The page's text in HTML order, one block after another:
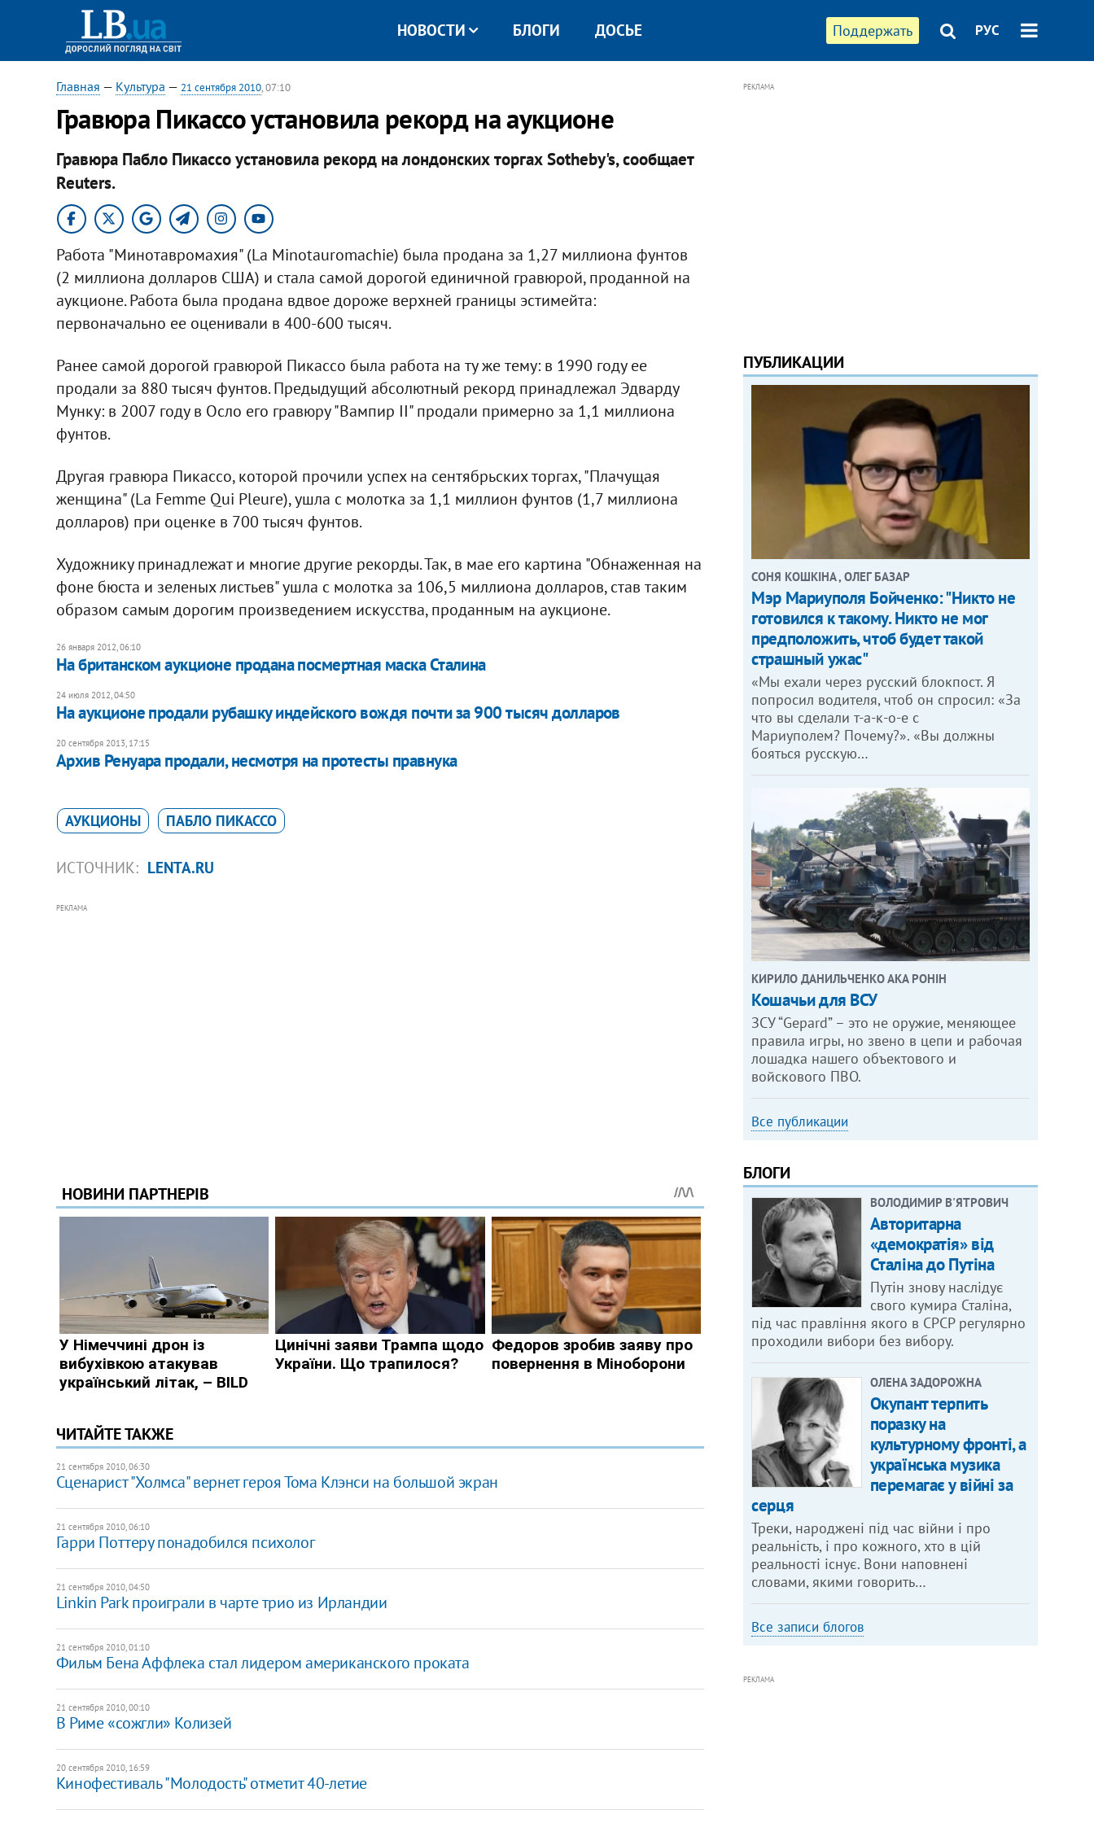
Поддержать РУС
НОВОСТИ БЛОГИ ДОСЬЕ
Главная — Культура — 21 сентября 2010, 07:10
Гравюра Пикассо установила рекорд на аукционе
Гравюра Пабло Пикассо установила рекорд на лондонских торгах Sotheby's, сообщает
Reuters.
Работа "Минотавромахия" (La Minotauromachie) была продана за 1,27 миллиона фунтов
(2 миллиона долларов США) и стала самой дорогой единичной гравюрой, проданной на
аукционе. Работа была продана вдвое дороже верхней границы эстимейта:
первоначально ее оценивали в 400-600 тысяч.
Ранее самой дорогой гравюрой Пикассо была работа на ту же тему: в 1990 году ее
продали за 880 тысяч фунтов. Предыдущий абсолютный рекорд принадлежал Эдварду
Мунку: в 2007 году в Осло его гравюру "Вампир II" продали примерно за 1,1 миллиона
фунтов.
Другая гравюра Пикассо, которой прочили успех на сентябрьских торгах, "Плачущая
женщина" (La Femme Qui Pleure), ушла с молотка за 1,1 миллион фунтов (1,7 миллиона
долларов) при оценке в 700 тысяч фунтов.
Художнику принадлежат и многие другие рекорды. Так, в мае его картина "Обнаженная на
фоне бюста и зеленых листьев" ушла с молотка за 106,5 миллиона долларов, став таким
образом самым дорогим произведением искусства, проданным на аукционе.
26 января 2012, 06:10
На британском аукционе продана посмертная маска Сталина
24 июля 2012, 04:50
На аукционе продали рубашку индейского вождя почти за 900 тысяч долларов
20 сентября 2013, 17:15
Архив Ренуара продали, несмотря на протесты правнука
АУКЦИОНЫ ПАБЛО ПИКАССО
ИСТОЧНИК: LENTA.RU
РЕКЛАМА
ЧИТАЙТЕ ТАКЖЕ
21 сентября 2010, 06:30
Сценарист "Холмса" вернет героя Тома Клэнси на большой экран
21 сентября 2010, 06:10
Гарри Поттеру понадобился психолог
21 сентября 2010, 04:50
Linkin Park проиграли в чарте трио из Ирландии
21 сентября 2010, 01:10
Фильм Бена Аффлека стал лидером американского проката
21 сентября 2010, 00:10
В Риме ​«сожгли» Колизей
20 сентября 2010, 16:59
Кинофестиваль "Молодость" отметит 40-летие
РЕКЛАМА
ПУБЛИКАЦИИ
СОНЯ КОШКІНА , ОЛЕГ БАЗАР
Мэр Мариуполя Бойченко: "Никто не
готовился к такому. Никто не мог
предположить, чтоб будет такой
страшный ужас"
«Мы ехали через русский блокпост. Я
попросил водителя, чтоб он спросил: «За
что вы сделали т-а-к-о-е с
Мариуполем? Почему?». «Вы должны
бояться русскую…
КИРИЛО ДАНИЛЬЧЕНКО АКА РОНІН
Кошачьи для ВСУ
ЗСУ “Gepard” – это не оружие, меняющее
правила игры, но звено в цепи и рабочая
лошадка нашего объектового и
войскового ПВО.
Все публикации
БЛОГИ
ВОЛОДИМИР В'ЯТРОВИЧ
Авторитарна
«демократія» від
Сталіна до Путіна
Путін знову наслідує
свого кумира Сталіна,
під час правління якого в СРСР регулярно
проходили вибори без вибору.
ОЛЕНА ЗАДОРОЖНА
Окупант терпить
поразку на
культурному фронті, а
українська музика
перемагає у війні за
серця
Треки, народжені під час війни і про
реальність, і про кожного, хто в цій
реальності існує. Вони наповнені
словами, якими говорить…
Все записи блогов
РЕКЛАМА